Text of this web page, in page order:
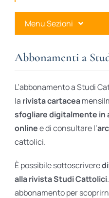
Menu Sezioni
Ares Gold
Ares Digital
Ares Gift Card
Abbonamenti a
L’abbonamento a Studi
la rivista cartacea
sfogliare digitalmente
onlinee di consultare l’
cattolici.
È possibile sottoscrivere
alla rivista Studi Cattolici
abbonamento per